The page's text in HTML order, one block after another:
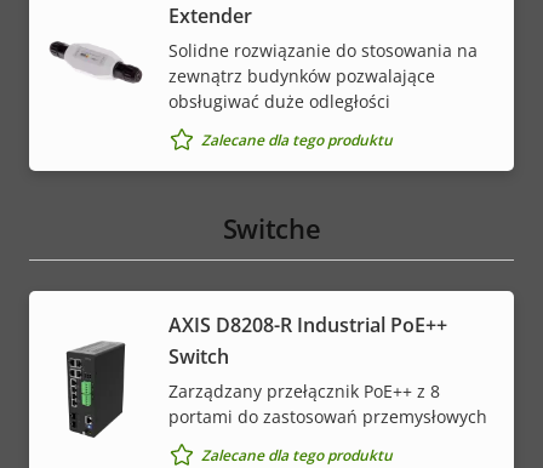
Extender
Solidne rozwiązanie do stosowania na
zewnątrz budynków pozwalające
obsługiwać duże odległości
Zalecane dla tego produktu
Switche
AXIS D8208-R Industrial PoE++
Switch
Zarządzany przełącznik PoE++ z 8
portami do zastosowań przemysłowych
Zalecane dla tego produktu